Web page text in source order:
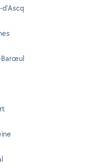
d'Ascq
Barœul